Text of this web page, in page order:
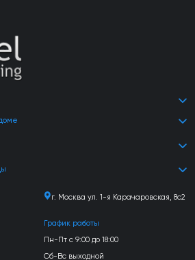
г. Москва ул. 1-я Карачаровская, 8с2
График работы
Пн-Пт с 9:00 до 18:00
Сб-Вс выходной